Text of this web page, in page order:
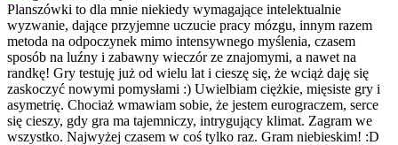
Planszówki to dla mnie niekiedy wymagające intelektualnie
wyzwanie, dające przyjemne uczucie pracy mózgu, innym razem
metoda na odpoczynek mimo intensywnego myślenia, czasem
sposób na luźny i zabawny wieczór ze znajomymi, a nawet na
randkę! Gry testuję już od wielu lat i cieszę się, że wciąż daję się
zaskoczyć nowymi pomysłami :) Uwielbiam ciężkie, mięsiste gry i
asymetrię. Chociaż wmawiam sobie, że jestem eurograczem, serce
się cieszy, gdy gra ma tajemniczy, intrygujący klimat. Zagram we
wszystko. Najwyżej czasem w coś tylko raz. Gram niebieskim! :D